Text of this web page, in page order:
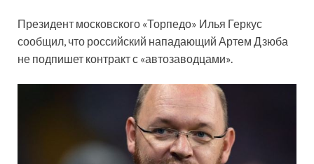
Президент московского «Торпедо» Илья Геркус
сообщил, что российский нападающий Артем Дзюба
не подпишет контракт с «автозаводцами».